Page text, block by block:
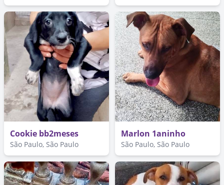
Cookie bb2meses
São Paulo, São Paulo
Marlon 1aninho
São Paulo, São Paulo